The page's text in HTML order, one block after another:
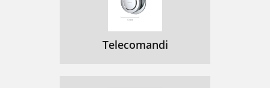
Telecomandi